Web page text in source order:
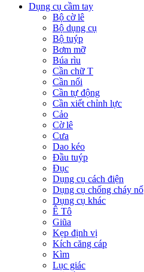
Dụng cụ cầm tay
Bộ cờ lê
Bộ dụng cụ
Bộ tuýp
Bơm mỡ
Búa rìu
Cần chữ T
Cần nối
Cần tự động
Cần xiết chỉnh lực
Cảo
Cờ lê
Cưa
Dao kéo
Đầu tuýp
Đục
Dụng cụ cách điện
Dụng cụ chống cháy nổ
Dụng cụ khác
Ê Tô
Giũa
Kẹp định vị
Kích căng cáp
Kìm
Lục giác